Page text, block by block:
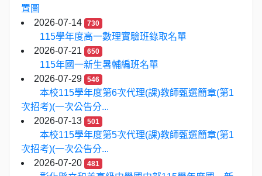
置圖
2026-07-14
730
115學年度高一數理實驗班錄取名單
2026-07-21
650
115年國一新生暑輔編班名單
2026-07-29
546
本校115學年度第6次代理(課)教師甄選簡章(第1
次招考)(一次公告分...
2026-07-13
501
本校115學年度第5次代理(課)教師甄選簡章(第1
次招考)(一次公告分...
2026-07-20
481